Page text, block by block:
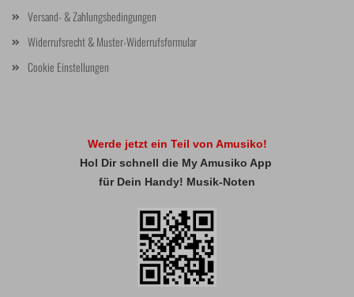
Versand- & Zahlungsbedingungen
Widerrufsrecht & Muster-Widerrufsformular
Cookie Einstellungen
Werde jetzt ein Teil von Amusiko!
Hol Dir schnell die My Amusiko App
für Dein Handy! Musik-Noten